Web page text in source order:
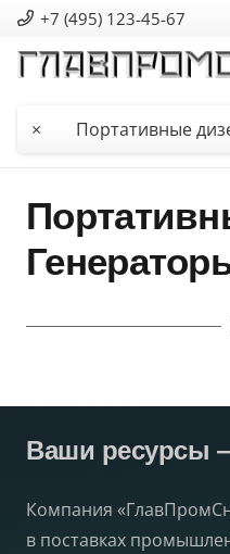
+7 (495) 123-45-67
× Портативные
Ваши ресурсы
Компания
в поставках